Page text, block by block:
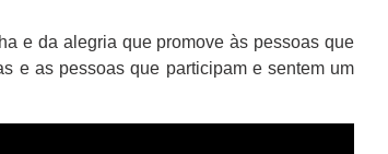
e da alegria que promove às pessoas que
e as pessoas que participam e sentem um